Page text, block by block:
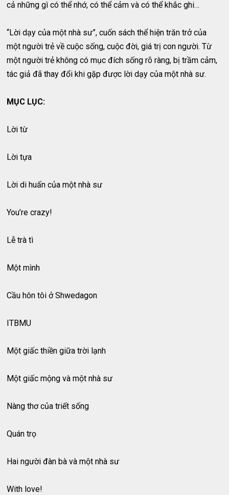
cả những gì có thể nhớ, có thể cảm và có thể khắc ghi…
“Lời dạy của một nhà sư”, cuốn sách thể hiện trăn trở của
một người trẻ về cuộc sống, cuộc đời, giá trị con người. Từ
một người trẻ không có mục đích sống rõ ràng, bị trầm cảm,
tác giả đã thay đổi khi gặp được lời dạy của một nhà sư.
MỤC LỤC:
Lời từ
Lời tựa
Lời di huấn của một nhà sư
You’re crazy!
Lễ trà tì
Một mình
Cầu hôn tôi ở Shwedagon
ITBMU
Một giấc thiền giữa trời lạnh
Một giấc mộng và một nhà sư
Nàng thơ của triết sống
Quán trọ
Hai người đàn bà và một nhà sư
With love!